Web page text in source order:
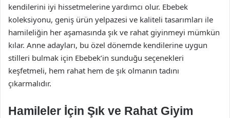
kendilerini iyi hissetmelerine yardımcı olur. Ebebek
koleksiyonu, geniş ürün yelpazesi ve kaliteli tasarımları ile
hamileliğin her aşamasında şık ve rahat giyinmeyi mümkün
kılar. Anne adayları, bu özel dönemde kendilerine uygun
stilleri bulmak için Ebebek’in sunduğu seçenekleri
keşfetmeli, hem rahat hem de şık olmanın tadını
çıkarmalıdır.
Hamileler İçin Şık ve Rahat Giyim